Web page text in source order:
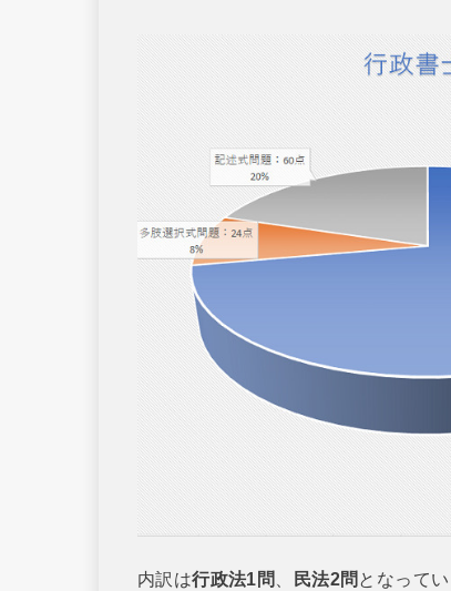
内訳は行政法1問 民法2問 となってい